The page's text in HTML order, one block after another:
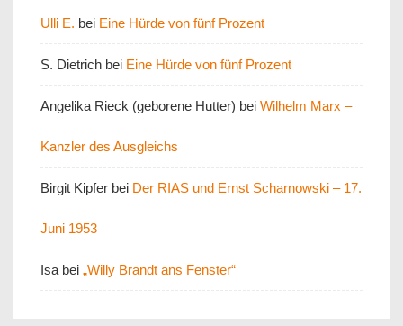
Ulli E. bei Eine Hürde von fünf Prozent
S. Dietrich bei Eine Hürde von fünf Prozent
Angelika Rieck (geborene Hutter) bei Wilhelm Marx –
Kanzler des Ausgleichs
Birgit Kipfer bei Der RIAS und Ernst Scharnowski – 17.
Juni 1953
Isa bei „Willy Brandt ans Fenster“